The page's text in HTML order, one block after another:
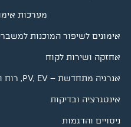
מערכות
אימונים לשיפור המוכנות
אחזקה ושירות לקוח
אנרגיה מתחדשת – PV, EV, רוח ואגירה
אינטגרציה ובדיקות
ניסויים והדגמות